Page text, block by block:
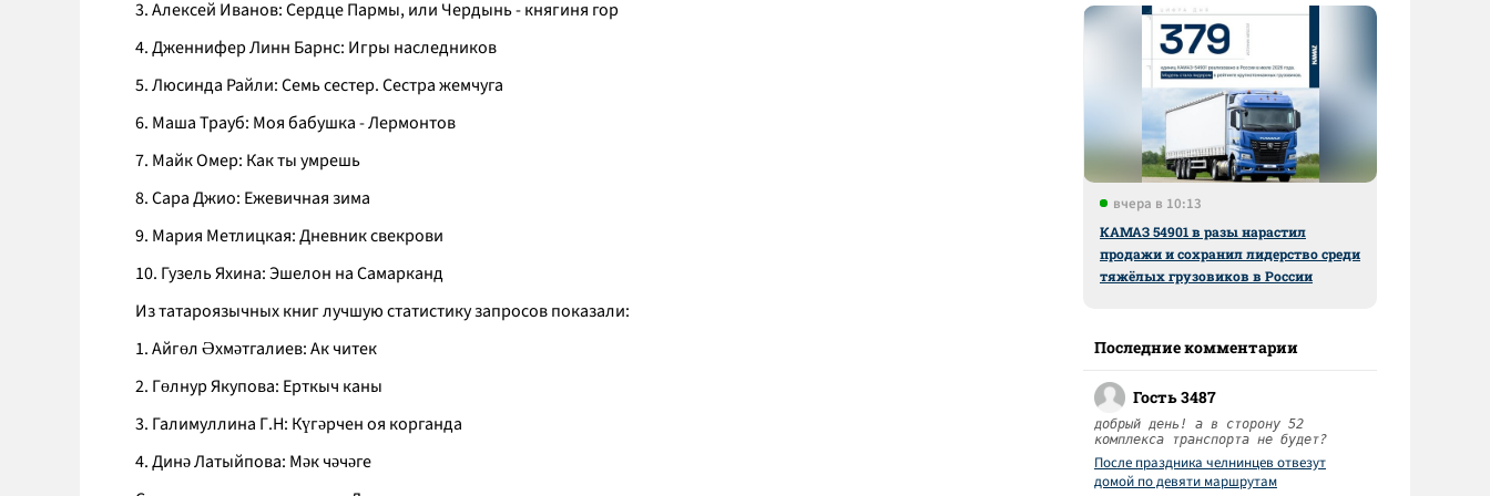
3. Алексей Иванов: Сердце Пармы, или Чердынь - княгиня гор
4. Дженнифер Линн Барнс: Игры наследников
5. Люсинда Райли: Семь сестер. Сестра жемчуга
6. Маша Трауб: Моя бабушка - Лермонтов
7. Майк Омер: Как ты умрешь
8. Сара Джио: Ежевичная зима
9. Мария Метлицкая: Дневник свекрови
10. Гузель Яхина: Эшелон на Самарканд
Из татароязычных книг лучшую статистику запросов показали:
1. Айгөл Әхмәтгалиев: Ак читек
2. Гөлнур Якупова: Ерткыч каны
3. Галимуллина Г.Н: Күгәрчен оя корганда
4. Динә Латыйпова: Мәк чәчәге
вчера в 10:13
КАМАЗ 54901 в разы нарастил
продажи и сохранил лидерство среди
тяжёлых грузовиков в России
Последние комментарии
Гость 3487
добрый день! а в сторону 52
комплекса транспорта не будет?
После праздника челнинцев отвезут
домой по девяти маршрутам